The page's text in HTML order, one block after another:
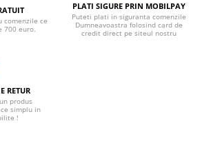
comenzile ce
700 euro.
PLATI SIGURE PRIN MOBILPAY
Puteti plati in siguranta comenzile
Dumneavoastra folosind card de
credit direct pe siteul nostru
RETUR
produs
simplu in
!